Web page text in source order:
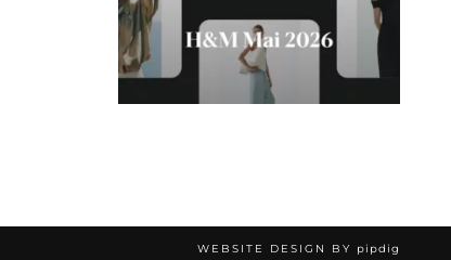
WEBSITE DESIGN BY pipdig